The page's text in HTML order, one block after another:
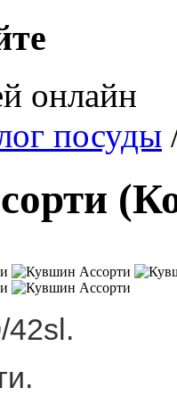
онлайн
посуды
42sl.
.